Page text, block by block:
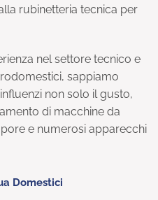
rubinetteria tecnica per
nel settore tecnico e
sappiamo
non solo il gusto,
di macchine da
e numerosi apparecchi
Domestici